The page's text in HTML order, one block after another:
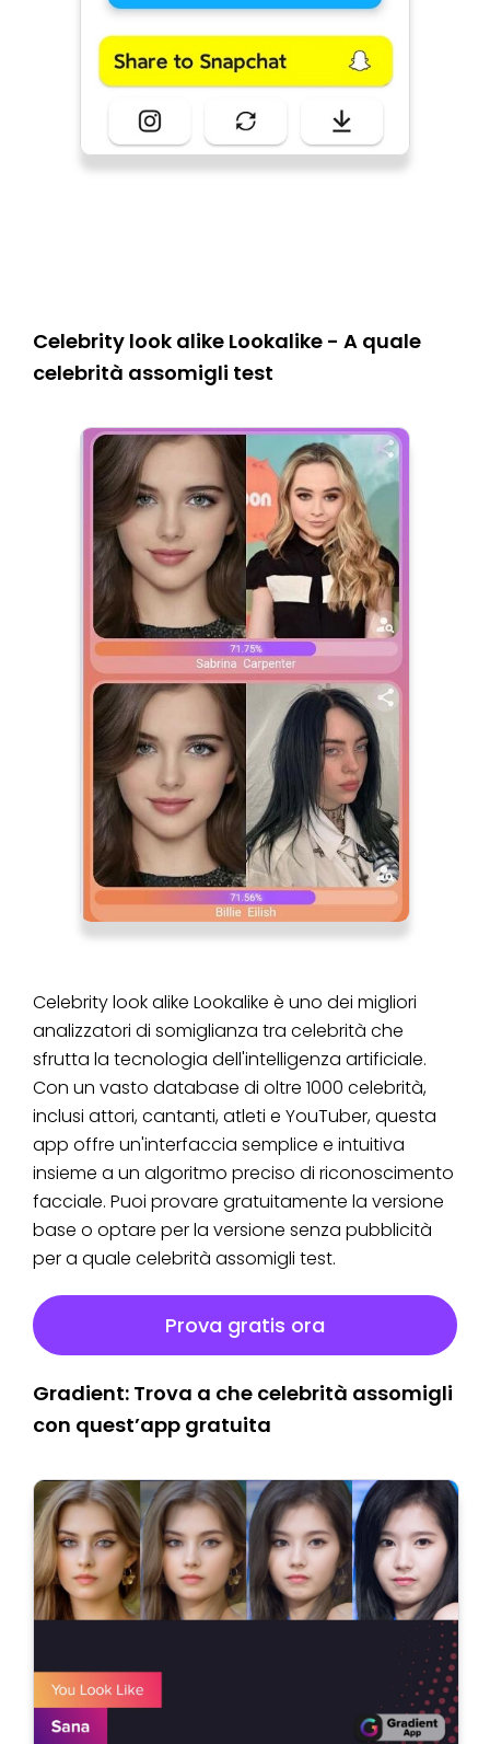
Celebrity look alike Lookalike - A quale
celebrità assomigli test
Celebrity look alike Lookalike è uno dei migliori
analizzatori di somiglianza tra celebrità che
sfrutta la tecnologia dell'intelligenza artificiale.
Con un vasto database di oltre 1000 celebrità,
inclusi attori, cantanti, atleti e YouTuber, questa
app offre un'interfaccia semplice e intuitiva
insieme a un algoritmo preciso di riconoscimento
facciale. Puoi provare gratuitamente la versione
base o optare per la versione senza pubblicità
per a quale celebrità assomigli test.
Prova gratis ora
Gradient: Trova a che celebrità assomigli
con quest’app gratuita